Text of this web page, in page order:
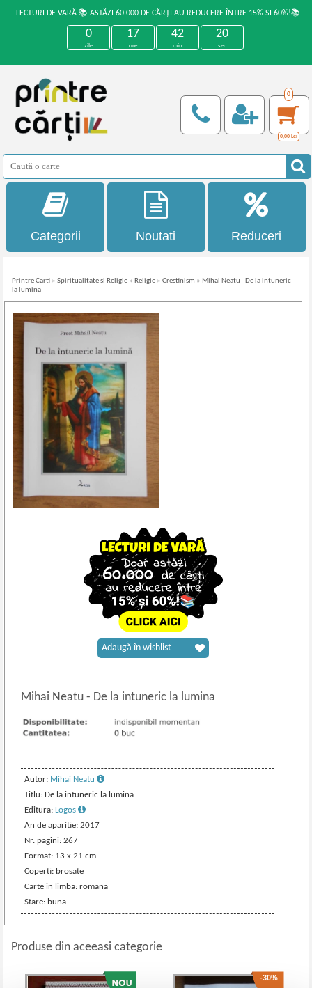
LECTURI DE VARĂ 📚 ASTĂZI 60.000 DE CĂRȚI AU REDUCERE ÎNTRE 15% ȘI 60%!📚
0
zile
17
ore
42
min
20
sec
0
0,00 Lei
Categorii Noutati Reduceri
Printre Carti »Spiritualitate si Religie » Religie »Crestinism » Mihai Neatu - De la intuneric
la lumina
Mihai Neatu- De la intuneric la lumina
Autor: Mihai Neatu
Titlu: De la intuneric la lumina
Editura:Logos
An de aparitie: 2017
Nr. pagini: 267
Format: 13 x 21 cm
Coperti: brosate
Carte in limba: romana
Stare: buna
Adaugă în wishlist
Produse din aceeasi categorie
-30%